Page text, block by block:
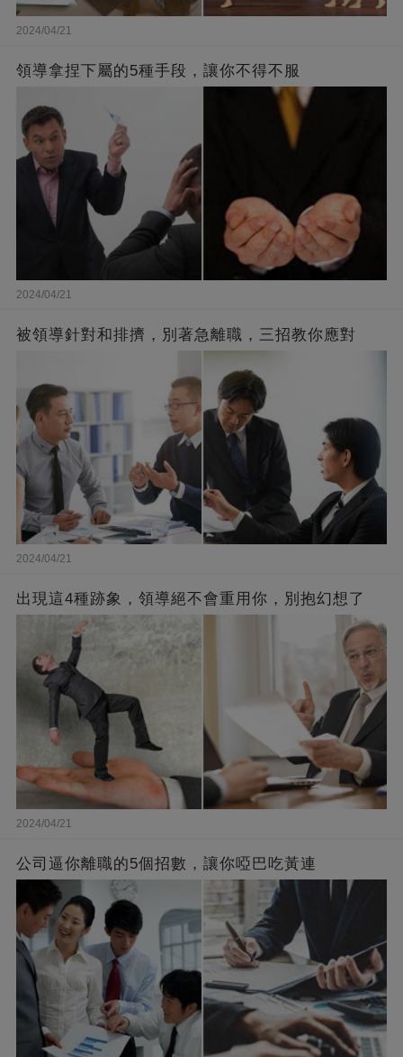
2024/04/21
領導拿捏下屬的5種手段，讓你不得不服
2024/04/21
被領導針對和排擠，別著急離職，三招教你應對
2024/04/21
出現這4種跡象，領導絕不會重用你，別抱幻想了
2024/04/21
公司逼你離職的5個招數，讓你啞巴吃黃連